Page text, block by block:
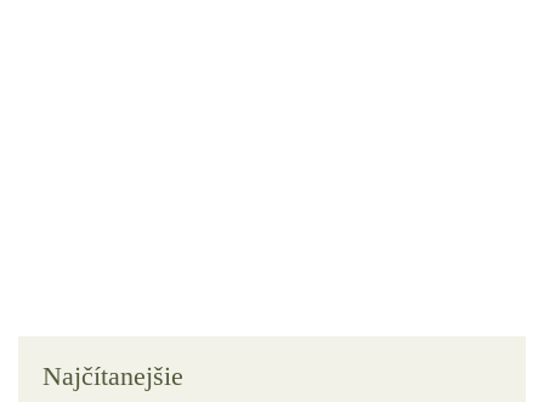
Najčítanejšie